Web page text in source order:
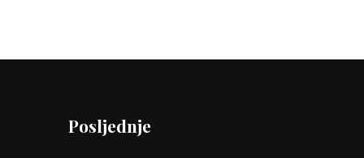
Posljednje